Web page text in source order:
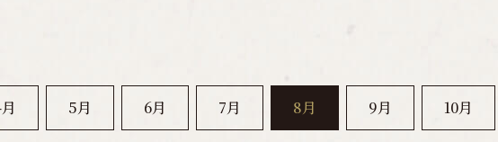
5月 6月 7月 8月 9月 10月